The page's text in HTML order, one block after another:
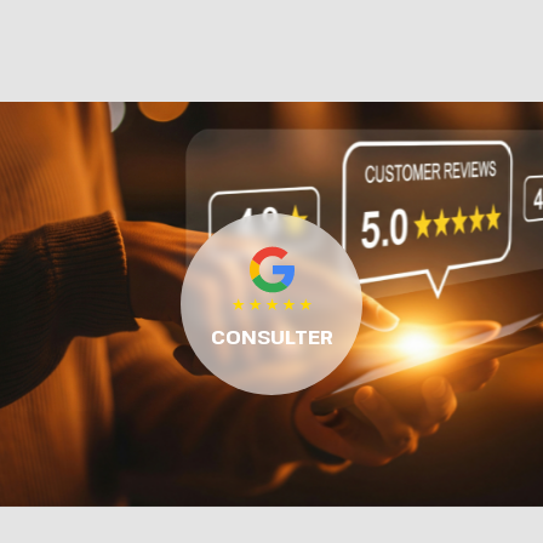
CONSULTER